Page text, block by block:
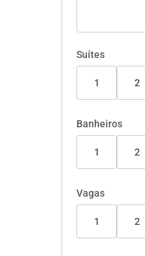
Suítes
1 2
Banheiros
1 2
Vagas
1 2